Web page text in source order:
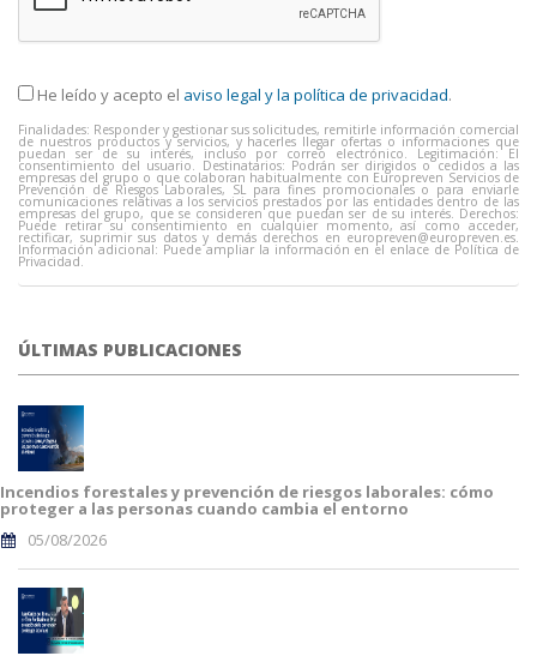
He leído y acepto el aviso legal y la política de privacidad.
Finalidades: Responder y gestionar sus solicitudes, remitirle información comercial
de nuestros productos y servicios, y hacerles llegar ofertas o informaciones que
puedan ser de su interés, incluso por correo electrónico. Legitimación: El
consentimiento del usuario. Destinatarios: Podrán ser dirigidos o cedidos a las
empresas del grupo o que colaboran habitualmente con Europreven Servicios de
Prevención de Riesgos Laborales, SL para fines promocionales o para enviarle
comunicaciones relativas a los servicios prestados por las entidades dentro de las
empresas del grupo, que se consideren que puedan ser de su interés. Derechos:
Puede retirar su consentimiento en cualquier momento, así como acceder,
rectificar, suprimir sus datos y demás derechos en europreven@europreven.es.
Información adicional: Puede ampliar la información en el enlace de Política de
Privacidad.
ÚLTIMAS PUBLICACIONES
Incendios forestales y prevención de riesgos laborales: cómo
proteger a las personas cuando cambia el entorno
05/08/2026